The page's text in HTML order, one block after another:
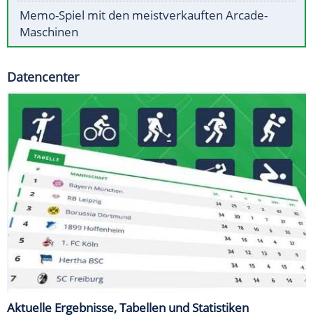
Memo-Spiel mit den meistverkauften Arcade-
Maschinen
Datencenter
Aktuelle Ergebnisse, Tabellen und Statistiken